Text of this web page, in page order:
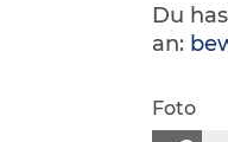
Du
an:
Foto